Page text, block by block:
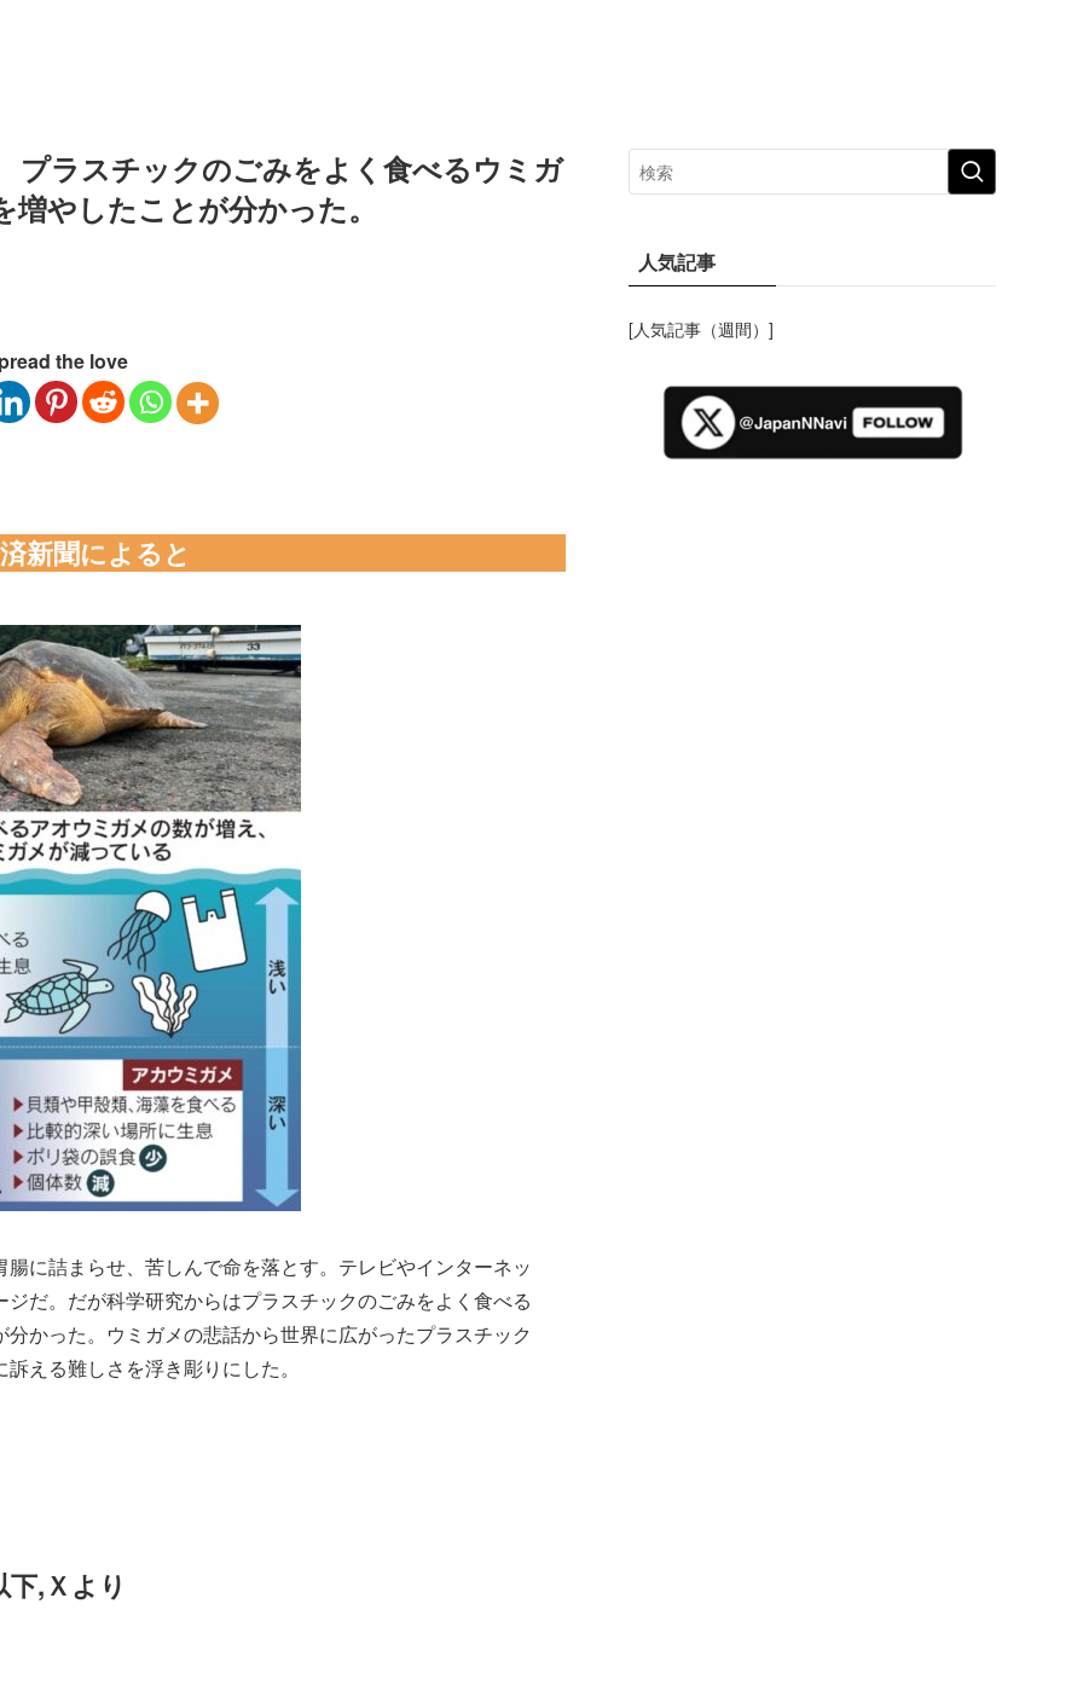
ラスチックのごみをよく食べるウミガ
やしたことが分かった。
the love
新聞によると
に詰まらせ、苦しんで命を落とす。テレビやインターネッ
だ。だが科学研究からはプラスチックのごみをよく食べる
かった。ウミガメの悲話から世界に広がったプラスチック
える難しさを浮き彫りにした。
下,Ｘより
人気記事
[人気記事（週間）]